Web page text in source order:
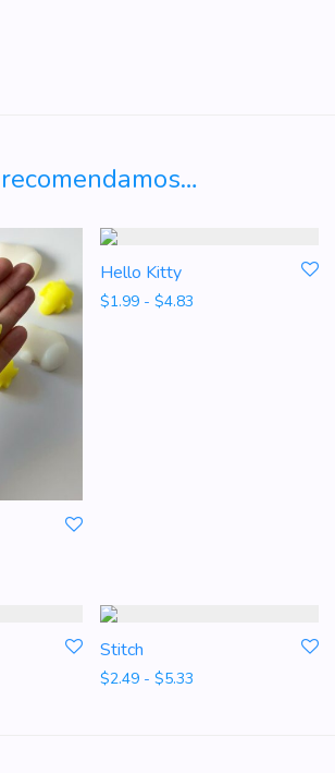
Hello Kitty
$1.99 - $4.83
de precios: desde $1.99 hasta $4.83
Stitch
$2.49 - $5.33